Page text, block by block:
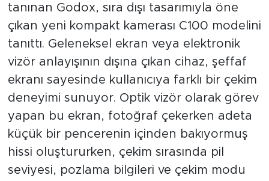
tanınan Godox, sıra dışı tasarımıyla öne
çıkan yeni kompakt kamerası C100 modelini
tanıttı. Geleneksel ekran veya elektronik
vizör anlayışının dışına çıkan cihaz, şeffaf
ekranı sayesinde kullanıcıya farklı bir çekim
deneyimi sunuyor. Optik vizör olarak görev
yapan bu ekran, fotoğraf çekerken adeta
küçük bir pencerenin içinden bakıyormuş
hissi oluştururken, çekim sırasında pil
seviyesi, pozlama bilgileri ve çekim modu